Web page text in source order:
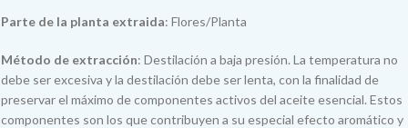
Parte de la planta extraida: Flores/Planta
Método de extracción: Destilación a baja presión. La temperatura no
debe ser excesiva y la destilación debe ser lenta, con la finalidad de
preservar el máximo de componentes activos del aceite esencial. Estos
componentes son los que contribuyen a su especial efecto aromático y